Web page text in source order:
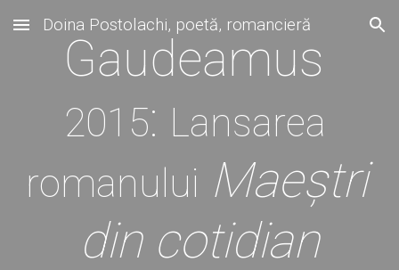
Skip to main content Skip to navigation
Doina Postolachi, poetă, romancieră
2015: Lansarea
romanului Maeștri
din cotidian